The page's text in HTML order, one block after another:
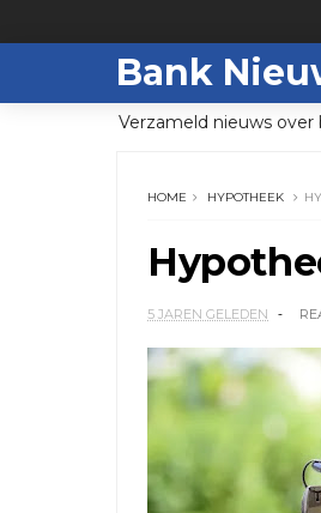
Bank
Verzameld nieuws
HOME HYPOTHEEK
5 JAREN GELEDEN